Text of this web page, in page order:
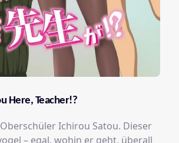
Here, Teacher!?
Ichirou Satou. Dieser
– egal, wohin er geht, überall